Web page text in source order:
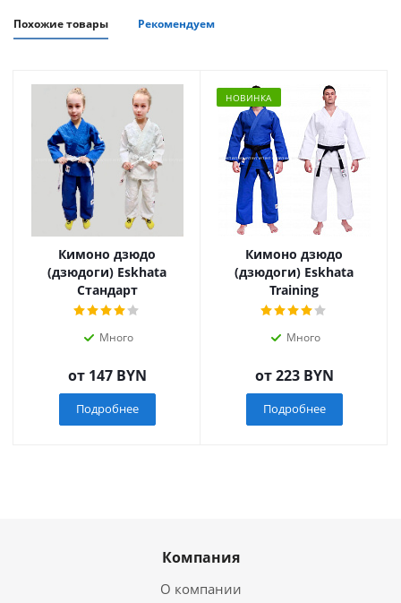
Похожие товары Рекомендуем
Кимоно дзюдо
(дзюдоги) Eskhata
Стандарт
Много
от 147 BYN
Подробнее
НОВИНКА
Кимоно дзюдо
(дзюдоги) Eskhata
Training
Много
от223 BYN
Подробнее
Компания
О компании